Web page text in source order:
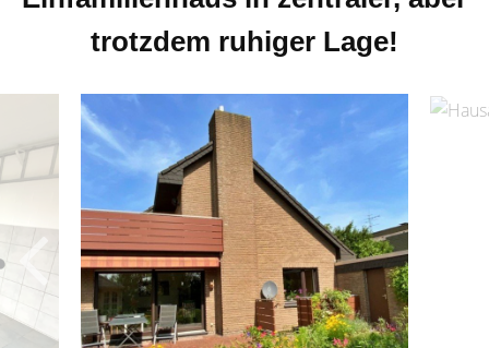
trotzdem ruhiger Lage!